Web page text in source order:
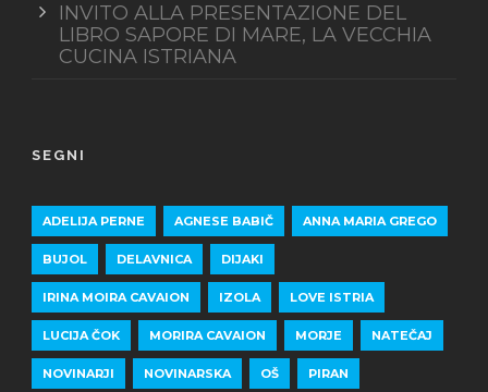
INVITO ALLA PRESENTAZIONE DEL
LIBRO SAPORE DI MARE, LA VECCHIA
CUCINA ISTRIANA
SEGNI
ADELIJA PERNE AGNESE BABIČ ANNA MARIA GREGO
BUJOL DELAVNICA DIJAKI
IRINA MOIRA CAVAION IZOLA LOVE ISTRIA
LUCIJA ČOK MORIRA CAVAION MORJE NATEČAJ
NOVINARJI NOVINARSKA OŠ PIRAN